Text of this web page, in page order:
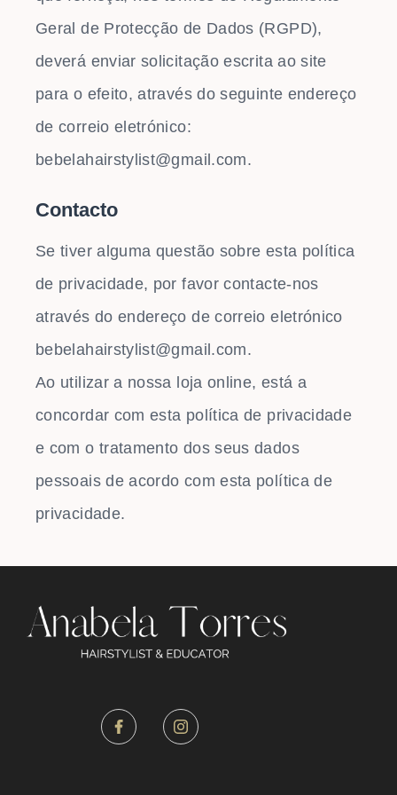
Geral de Protecção de Dados (RGPD),
deverá enviar solicitação escrita ao site
para o efeito, através do seguinte endereço
de correio eletrónico:
bebelahairstylist@gmail.com.
Contacto
Se tiver alguma questão sobre esta política
de privacidade, por favor contacte-nos
através do endereço de correio eletrónico
bebelahairstylist@gmail.com.
Ao utilizar a nossa loja online, está a
concordar com esta política de privacidade
e com o tratamento dos seus dados
pessoais de acordo com esta política de
privacidade.